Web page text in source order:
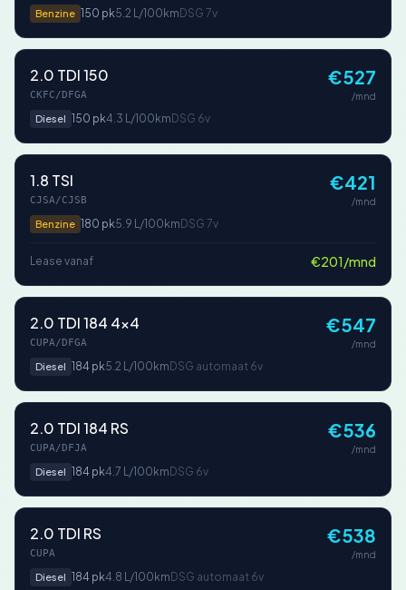
Benzine 150 pk5.2 L/100km DSG 7v
2.0 TDI 150
CKFC/DFGA
Diesel 150 pk4.3 L/100km DSG 6v
€527
/mnd
1.8 TSI
CJSA/CJSB
Benzine 180 pk5.9 L/100km DSG 7v
€421
/mnd
Lease vanaf €201/mnd
2.0 TDI 184 4x4
CUPA/DFGA
Diesel 184 pk5.2 L/100km DSG automaat 6v
€547
/mnd
2.0 TDI 184 RS
CUPA/DFJA
Diesel 184 pk4.7 L/100km DSG 6v
€536
/mnd
2.0 TDI RS
CUPA
Diesel 184 pk4.8 L/100km DSG automaat 6v
€538
/mnd